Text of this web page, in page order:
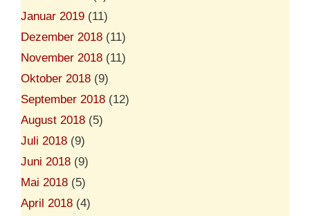
Januar 2019 (11)
Dezember 2018 (11)
November 2018 (11)
Oktober 2018 (9)
September 2018 (12)
August 2018 (5)
Juli 2018 (9)
Juni 2018 (9)
Mai 2018 (5)
April 2018 (4)